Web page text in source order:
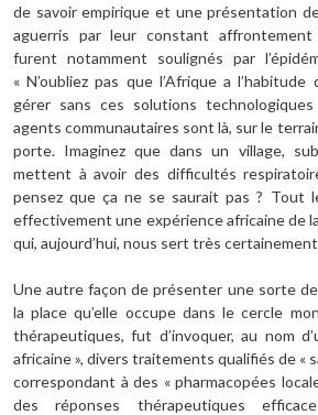
de savoir empirique et une présentation
aguerris par leur constant affrontement
furent notamment soulignés par
« N’oubliez pas que l’Afrique a l’habitude
gérer sans ces solutions
agents communautaires sont là, sur le
porte. Imaginez que dans un village,
mettent à avoir des difficultés
pensez que ça ne se saurait pas ? Tout
effectivement une expérience africaine de
qui, aujourd’hui, nous sert très certainement
Une autre façon de présenter une sorte
la place qu’elle occupe dans le cercle
thérapeutiques, fut d’invoquer, au nom
africaine », divers traitements qualifiés de «
correspondant à des « pharmacopées
des réponses thérapeutiques